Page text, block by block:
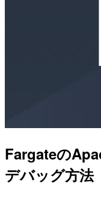
Fargateの
デバッグ方法